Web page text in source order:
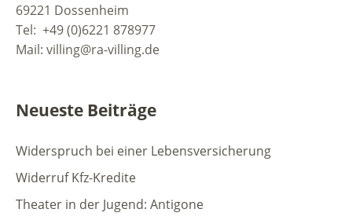
69221 Dossenheim
Tel: +49 (0)6221 878977
Mail: villing@ra-villing.de
Neueste Beiträge
Widerspruch bei einer Lebensversicherung
Widerruf Kfz-Kredite
Theater in der Jugend: Antigone